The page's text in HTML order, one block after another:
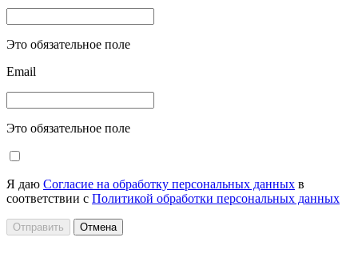
Это обязательное поле
Email
Это обязательное поле
Я даю Согласие на обработку персональных данных в
соответствии с Политикой обработки персональных данных
Отправить Отмена